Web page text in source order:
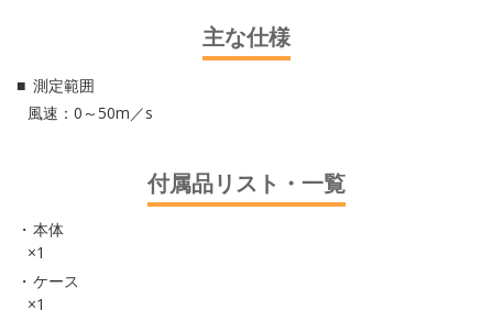
主な仕様
測定範囲
風速：0～50m／s
付属品リスト・一覧
本体
×1
ケース
×1